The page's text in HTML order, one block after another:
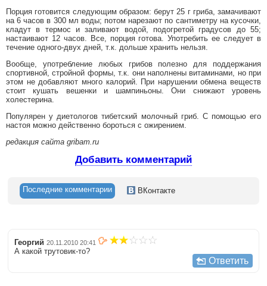
Порция готовится следующим образом: берут 25 г гриба, замачивают
на 6 часов в 300 мл воды; потом нарезают по сантиметру на кусочки,
кладут в термос и заливают водой, подогретой градусов до 55;
настаивают 12 часов. Все, порция готова. Употребить ее следует в
течение одного-двух дней, т.к. дольше хранить нельзя.
Вообще, употребление любых грибов полезно для поддержания
спортивной, стройной формы, т.к. они наполнены витаминами, но при
этом не добавляют много калорий. При нарушении обмена веществ
стоит кушать вешенки и шампиньоны. Они снижают уровень
холестерина.
Популярен у диетологов тибетский молочный гриб. С помощью его
настоя можно действенно бороться с ожирением.
редакция сайта gribam.ru
Добавить комментарий
Последние комментарии ВКонтакте
Георгий 20.11.2010 20:41
А какой трутовик-то?
Ответить